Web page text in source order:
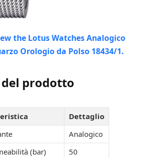
prodotto
Dettaglio
Analogico
(bar)
50